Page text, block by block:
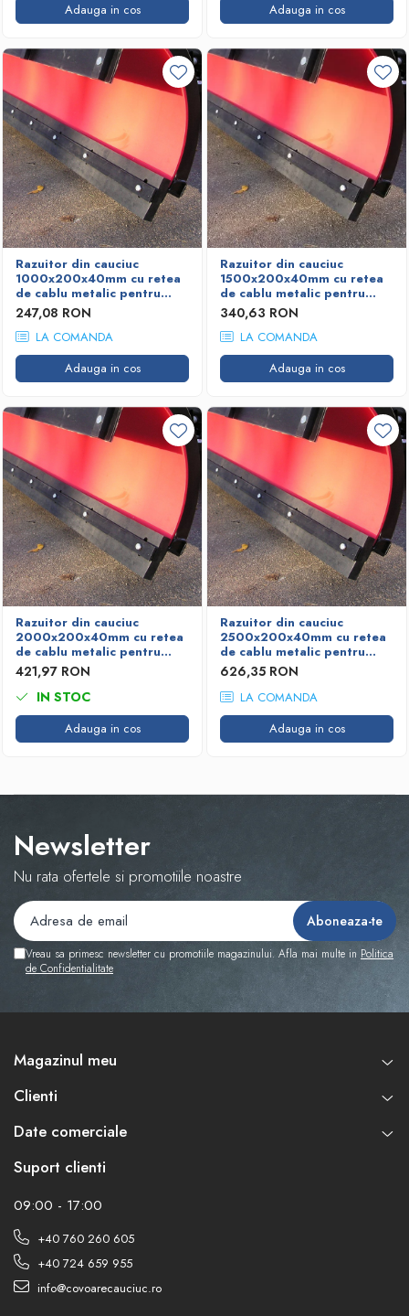
Adauga in cos
Adauga in cos
Razuitor din cauciuc
1000x200x40mm cu retea
de cablu metalic pentru
lame deszapezire
247,08 RON
LA COMANDA
Adauga in cos
Razuitor din cauciuc
1500x200x40mm cu retea
de cablu metalic pentru
lame deszapezire
340,63 RON
LA COMANDA
Adauga in cos
Razuitor din cauciuc
2000x200x40mm cu retea
de cablu metalic pentru
lame deszapezire
421,97 RON
IN STOC
Adauga in cos
Razuitor din cauciuc
2500x200x40mm cu retea
de cablu metalic pentru
lame deszapezire
626,35 RON
LA COMANDA
Adauga in cos
Newsletter
Nu rata ofertele si promotiile noastre
Vreau sa primesc newsletter cu promotiile magazinului. Afla mai multe in Politica
de Confidentialitate
Magazinul meu
Clienti
Date comerciale
Suport clienti
09:00 - 17:00
+40 760 260 605
+40 724 659 955
info@covoarecauciuc.ro